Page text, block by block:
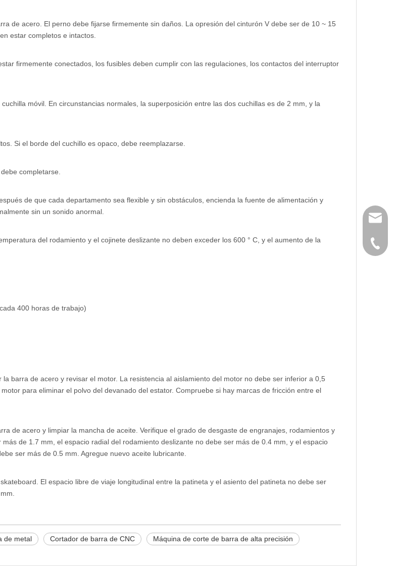
de acero. El perno debe fijarse firmemente sin daños. La opresión del cinturón V debe ser de 10 ~ 15
estar completos e intactos.
firmemente conectados, los fusibles deben cumplir con las regulaciones, los contactos del interruptor
móvil. En circunstancias normales, la superposición entre las dos cuchillas es de 2 mm, y la
Si el borde del cuchillo es opaco, debe reemplazarse.
completarse.
de que cada departamento sea flexible y sin obstáculos, encienda la fuente de alimentación y
sin un sonido anormal.
del rodamiento y el cojinete deslizante no deben exceder los 600 ° C, y el aumento de la
400 horas de trabajo)
barra de acero y revisar el motor. La resistencia al aislamiento del motor no debe ser inferior a 0,5
para eliminar el polvo del devanado del estator. Compruebe si hay marcas de fricción entre el
de acero y limpiar la mancha de aceite. Verifique el grado de desgaste de engranajes, rodamientos y
de 1.7 mm, el espacio radial del rodamiento deslizante no debe ser más de 0.4 mm, y el espacio
ser más de 0.5 mm. Agregue nuevo aceite lubricante.
El espacio libre de viaje longitudinal entre la patineta y el asiento del patineta no debe ser
de metal Cortador de barra de CNC Máquina de corte de barra de alta precisión
0086-